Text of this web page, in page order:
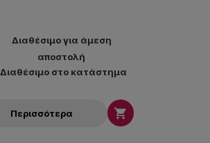
Διαθέσιμο για άμεση
αποστολή
Διαθέσιμο στο κατάστημα
Περισσότερα 